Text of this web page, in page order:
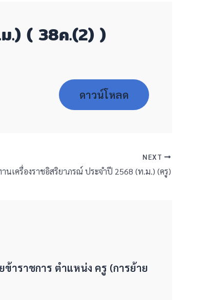
.) ( 38ค.(2) )
ดาวน์โหลด
NEXT
นเครื่องราชอิสริยาภรณ์ ประจำปี 2568 (ท.ม.) (ครู)
าราชการ ตำแหน่ง ครู (การย้าย